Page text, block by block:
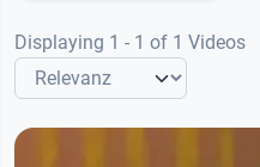
Displaying 1 - 1 of 1 Videos